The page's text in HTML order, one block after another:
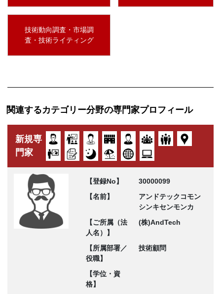
技術動向調査・市場調
査・技術ライティング
関連するカテゴリー分野の専門家プロフィール
新規専
門家
【登録No】
30000099
【名前】
アンドテックコモン
シンキセンモンカ
【ご所属（法
人名）】
(株)AndTech
【所属部署／
役職】
技術顧問
【学位・資
格】